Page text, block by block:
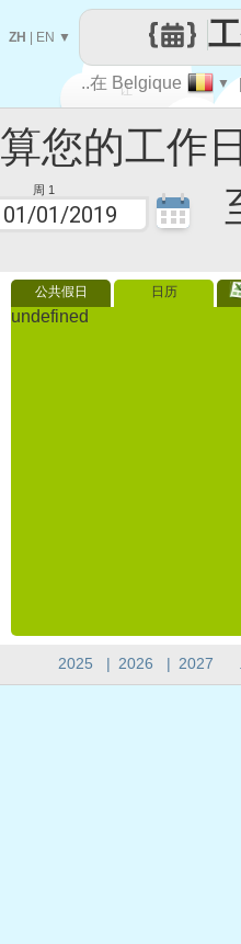
工作日
周 1
公共假日 日历
undefined
让
每
..在 Belgique ▼
ZH EN ▼
2025 | 2026 | 2027